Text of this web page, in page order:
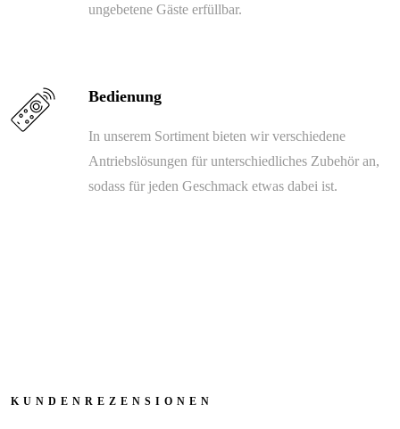
ungebetene Gäste erfüllbar.
Bedienung
In unserem Sortiment bieten wir verschiedene
Antriebslösungen für unterschiedliches Zubehör an,
sodass für jeden Geschmack etwas dabei ist.
KUNDENREZENSIONEN